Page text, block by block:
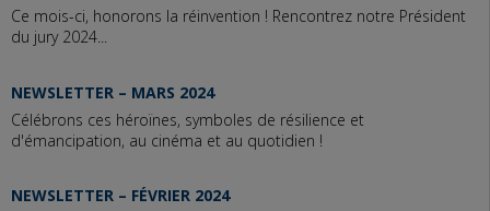
Ce mois-ci, honorons la réinvention ! Rencontrez notre Président
du jury 2024...
NEWSLETTER – MARS 2024
Célébrons ces héroïnes, symboles de résilience et
d'émancipation, au cinéma et au quotidien !
NEWSLETTER – FÉVRIER 2024